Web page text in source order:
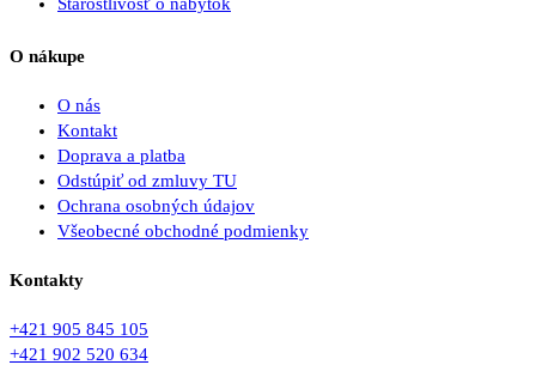
O nákupe
O nás
Kontakt
Doprava a platba
Odstúpiť od zmluvy TU
Ochrana osobných údajov
Všeobecné obchodné podmienky
Kontakty
+421 905 845 105
+421 902 520 634